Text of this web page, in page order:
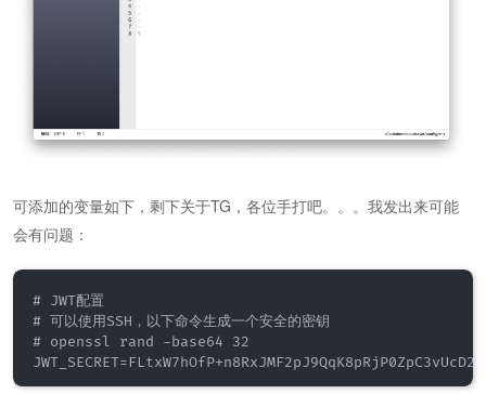
可添加的变量如下，剩下关于TG，各位手打吧。。。我发出来可能
会有问题：
# JWT配置
# 可以使用SSH，以下命令生成一个安全的密钥
# openssl rand -base64 32